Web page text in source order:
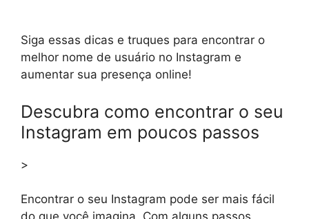
Siga essas dicas e truques para encontrar o
melhor nome de usuário no Instagram e
aumentar sua presença online!
Descubra como encontrar o seu
Instagram em poucos passos
>
Encontrar o seu Instagram pode ser mais fácil